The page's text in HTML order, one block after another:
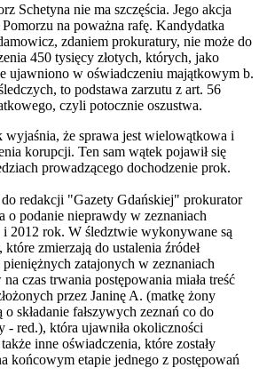
Schetyna nie ma szczęścia. Jego akcja
na poważna rafę. Kandydatka
zdaniem prokuratury, nie może do
450 tysięcy złotych, których, jako
ujawniono w oświadczeniu majątkowym b.
to podstawa zarzutu z art. 56
czyli potocznie oszustwa.
że sprawa jest wielowątkowa i
korupcji. Ten sam wątek pojawił się
prowadzącego dochodzenie prok.
redakcji "Gazety Gdańskiej" prokurator
o podanie nieprawdy w zeznaniach
2012 rok. W śledztwie wykonywane są
zmierzają do ustalenia źródeł
zatajonych w zeznaniach
czas trwania postępowania miała treść
przez Janinę A. (matkę żony
składanie fałszywych zeznań co do
- red.), która ujawniła okoliczności
inne oświadczenia, które zostały
końcowym etapie jednego z postępowań